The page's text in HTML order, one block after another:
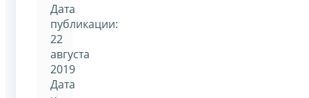
Дата
публикации:
22
августа
2019
Дата